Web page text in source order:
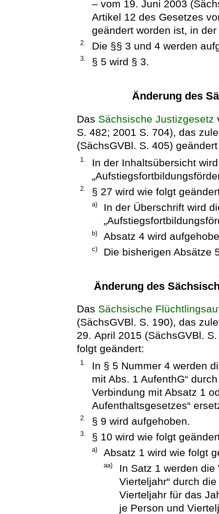
– vom 19. Juni 2003
Artikel 12 des Gesetzes
geändert worden ist, in
2. Die §§ 3 und 4 werden
3. § 5 wird § 3.
Änderung des
Das Sächsische Justizgesetz
S. 482; 2001 S. 704), das
(SächsGVBl. S. 405)
1.
In der Inhaltsübersicht
2. § 27 wird wie folgt
a)
In der Überschrift wird
b) Absatz 4 wird
c) Die bisherigen Absätze
Änderung des
Das Sächsische
(SächsGVBl. S. 190), das
29. April 2015 (SächsGVBl.
folgt geändert:
1.
In § 5 Nummer 4 werden
mit Abs. 1 AufenthG“
Verbindung mit Absatz 1
Aufenthaltsgesetzes“
2. § 9 wird aufgehoben.
3. § 10 wird wie folgt
a) Absatz 1 wird wie folgt
aa)
In Satz 1 werden die
Vierteljahr“ durch
Vierteljahr für das
je Person und